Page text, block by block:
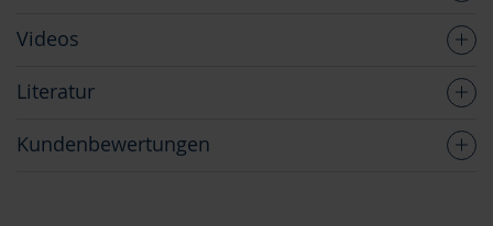
Videos
Literatur
Kundenbewertungen